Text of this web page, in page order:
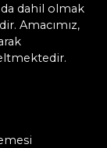
dahil olmak
Amacımız,